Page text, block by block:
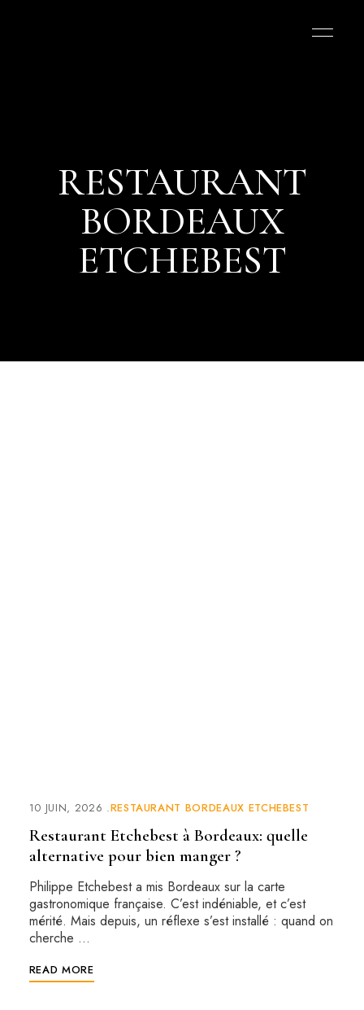
RESTAURANT
BORDEAUX
ETCHEBEST
10 JUIN, 2026 RESTAURANT BORDEAUX ETCHEBEST
Restaurant Etchebest à Bordeaux: quelle
alternative pour bien manger ?
Philippe Etchebest a mis Bordeaux sur la carte
gastronomique française. C’est indéniable, et c’est
mérité. Mais depuis, un réflexe s’est installé : quand on
cherche …
READ MORE